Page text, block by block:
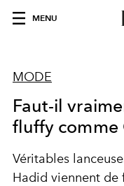
MENU
MODE
Faut-il
fluffy comme
Véritables
Hadid viennent de